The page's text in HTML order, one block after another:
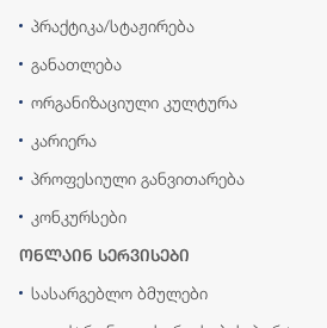
პრაქტიკა/სტაჟირება
განათლება
ორგანიზაციული კულტურა
კარიერა
პროფესიული განვითარება
კონკურსები
ონლაინ სერვისები
სასარგებლო ბმულები